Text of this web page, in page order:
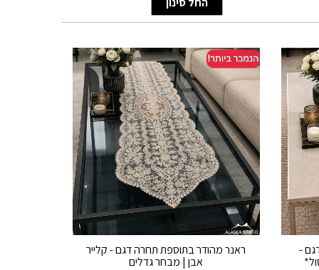
-
ראנר מהודר בתוספת תחרה דגם - קלייר
אבן | מבחר גדלים